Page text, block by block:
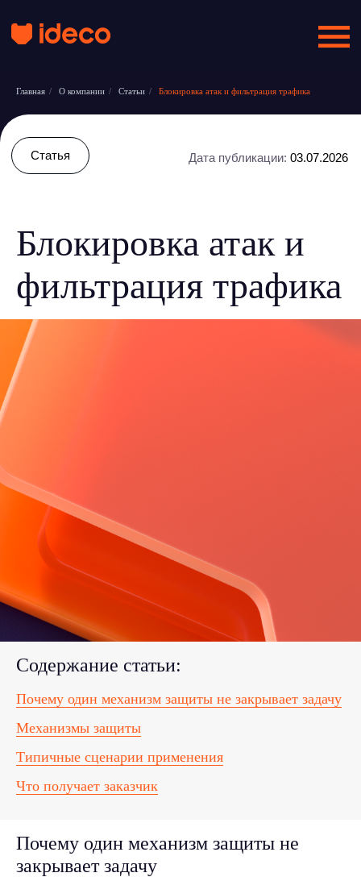
Главная / О компании / Статьи / Блокировка атак и фильтрация трафика
Дата публикации:03.07.2026
Блокировка атак и
фильтрация трафика
Содержание статьи:
Почему один механизм защиты не закрывает задачу
Механизмы защиты
Типичные сценарии применения
Что получает заказчик
Почему один механизм защиты не
закрывает задачу